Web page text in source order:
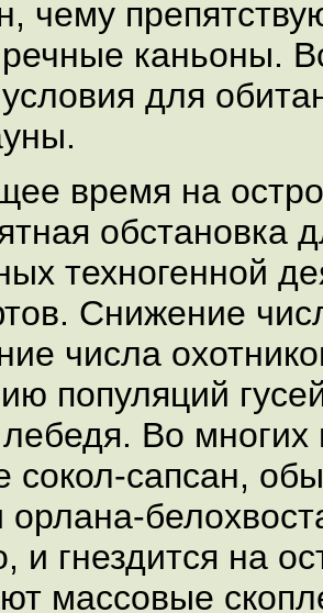
чему
речные каньоны.
для
время на
обстановка
техногенной
Снижение
числа
популяций
Во многих
сокол-сапсан,
орлана-
и гнездится на
массовые